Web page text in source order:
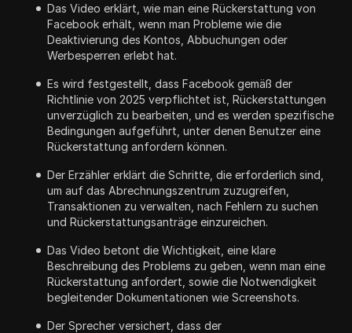
Das Video erklärt, wie man eine Rückerstattung von
Facebook erhält, wenn man Probleme wie die
Deaktivierung des Kontos, Abbuchungen oder
Werbesperren erlebt hat.
Es wird festgestellt, dass Facebook gemäß der
Richtlinie von 2025 verpflichtet ist, Rückerstattungen
unverzüglich zu bearbeiten, und es werden spezifische
Bedingungen aufgeführt, unter denen Benutzer eine
Rückerstattung anfordern können.
Der Erzähler erklärt die Schritte, die erforderlich sind,
um auf das Abrechnungszentrum zuzugreifen,
Transaktionen zu verwalten, nach Fehlern zu suchen
und Rückerstattungsanträge einzureichen.
Das Video betont die Wichtigkeit, eine klare
Beschreibung des Problems zu geben, wenn man eine
Rückerstattung anfordert, sowie die Notwendigkeit
begleitender Dokumentationen wie Screenshots.
Der Sprecher versichert, dass der